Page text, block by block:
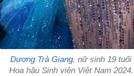
Dương Trà Giang, nữ sinh 19 tuổi
Hoa hậu Sinh viên Việt Nam